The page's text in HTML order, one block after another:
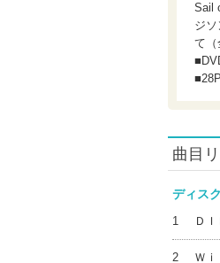
Sail
ジ
て（
曲目
ディス
1 Ｄ
2 Ｗ